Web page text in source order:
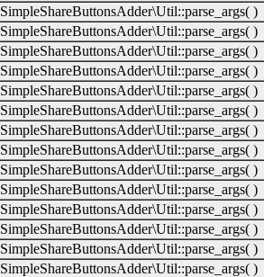
SimpleShareButtonsAdder\Util::parse_args( )
SimpleShareButtonsAdder\Util::parse_args( )
SimpleShareButtonsAdder\Util::parse_args( )
SimpleShareButtonsAdder\Util::parse_args( )
SimpleShareButtonsAdder\Util::parse_args( )
SimpleShareButtonsAdder\Util::parse_args( )
SimpleShareButtonsAdder\Util::parse_args( )
SimpleShareButtonsAdder\Util::parse_args( )
SimpleShareButtonsAdder\Util::parse_args( )
SimpleShareButtonsAdder\Util::parse_args( )
SimpleShareButtonsAdder\Util::parse_args( )
SimpleShareButtonsAdder\Util::parse_args( )
SimpleShareButtonsAdder\Util::parse_args( )
SimpleShareButtonsAdder\Util::parse_args( )